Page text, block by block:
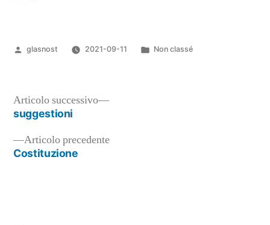
Pubblicato
glasnost 2021-09-11
Pubblicato
Non classé
Navigazione
articoli
Articolo precedenteArticolo
Costituzione
Articolo successivo
Articolo
suggestioni